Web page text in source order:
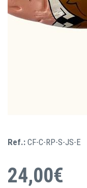
Ref.: CF-C-RP-S-JS-E
24,00€